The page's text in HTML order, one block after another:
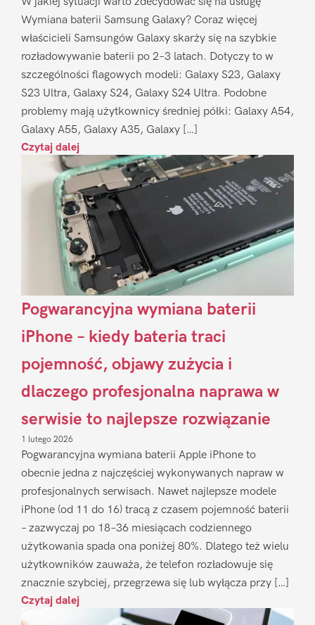
Wymiana baterii Samsung Galaxy? Coraz więcej
właścicieli Samsungów Galaxy skarży się na szybkie
rozładowywanie baterii po 2–3 latach. Dotyczy to w
szczególności flagowych modeli: Galaxy S23, Galaxy
S23 Ultra, Galaxy S24, Galaxy S24 Ultra. Podobne
problemy mają użytkownicy średniej półki: Galaxy A54,
Galaxy A55, Galaxy A35, Galaxy […]
Czytaj dalej
Pogwarancyjna wymiana baterii
iPhone – kiedy bateria traci
pojemność, objawy zużycia i
dlaczego profesjonalna naprawa w
serwisie to najlepsze rozwiązanie
1 lutego 2026
Pogwarancyjna wymiana baterii Apple iPhone to
obecnie jedna z najczęściej wykonywanych napraw w
profesjonalnych serwisach. Nawet najlepsze modele
iPhone (od 11 do 16) tracą z czasem pojemność baterii
– zazwyczaj po 18–36 miesiącach codziennego
użytkowania spada ona poniżej 80%. Dlatego też wielu
użytkowników zauważa, że telefon rozładowuje się
znacznie szybciej, przegrzewa się lub wyłącza przy […]
Czytaj dalej